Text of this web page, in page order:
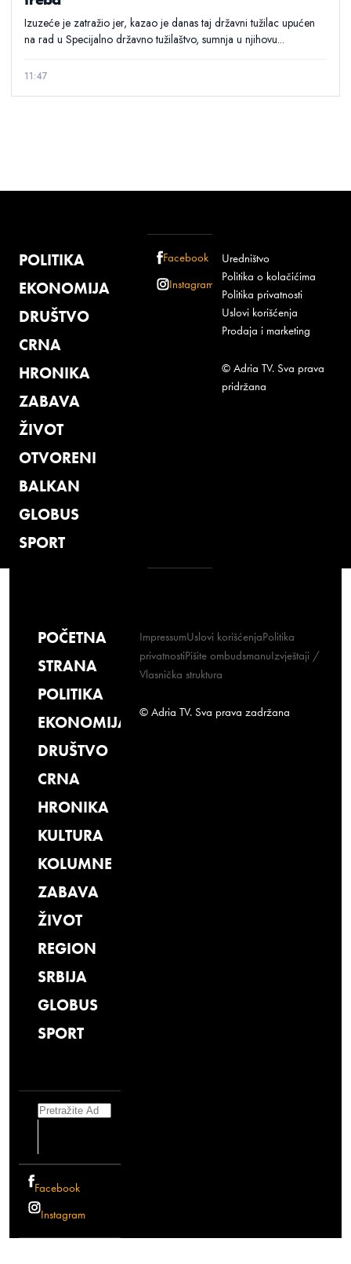
Izuzeće je zatražio jer, kazao je danas taj državni tužilac upućen
na rad u Specijalno državno tužilaštvo, sumnja u njihovu...
11:47
POLITIKA
EKONOMIJA
DRUŠTVO
CRNA
HRONIKA
ZABAVA
ŽIVOT
OTVORENI
BALKAN
GLOBUS
SPORT
Facebook
Instagram
Uredništvo
Politika o kolačićima
Politika privatnosti
Uslovi korišćenja
Prodaja i marketing
© Adria TV. Sva prava
pridržana
POČETNA
STRANA
POLITIKA
EKONOMIJA
DRUŠTVO
CRNA
HRONIKA
KULTURA
KOLUMNE
ZABAVA
ŽIVOT
REGION
SRBIJA
GLOBUS
SPORT
Search
Facebook
Instagram
ImpressumUslovi korišćenjaPolitika
privatnostiPišite ombudsmanuIzvještaji /
Vlasnička struktura
© Adria TV. Sva prava zadržana